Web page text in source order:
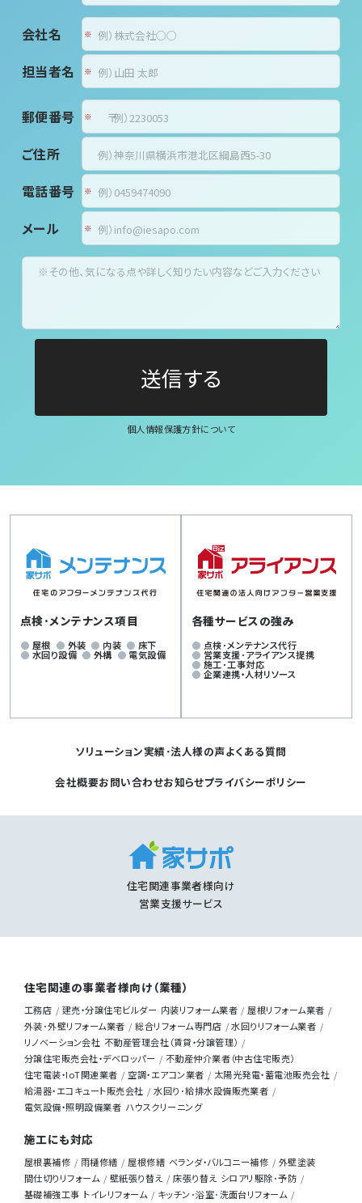
会社名
担当者名
郵便番号 〒
ご住所
電話番号
メール
個人情報保護方針について
点検･メンテナンス項目
屋根 外装 内装 床下
水回り設備 外構 電気設備
各種サービスの強み
点検･メンテナンス代行
営業支援･アライアンス提携
施工･工事対応
企業連携・人材リソース
ソリューション実績･法人様の声よくある質問
会社概要お問い合わせお知らせプライバシーポリシー
住宅関連事業者様向け
営業支援サービス
住宅関連の事業者様向け（業種）
工務店 建売・分譲住宅ビルダー 内装リフォーム業者
屋根リフォーム業者
外装･外壁リフォーム業者
総合リフォーム専門店
水回りリフォーム業者
リノベーション会社 不動産管理会社（賃貸・分譲管理）
分譲住宅販売会社・デベロッパー
不動産仲介業者（中古住宅販売）
住宅電装・IoT関連業者
空調・エアコン業者
太陽光発電・蓄電池販売会社
給湯器・エコキュート販売会社
水回り･給排水設備販売業者
電気設備・照明設備業者 ハウスクリーニング
施工にも対応
屋根裏補修 雨樋修繕 屋根修繕 ベランダ・バルコニー補修
外壁塗装
間仕切りリフォーム
壁紙張り替え 床張り替え シロアリ駆除･予防
基礎補強工事 トイレリフォーム キッチン･浴室･洗面台リフォーム